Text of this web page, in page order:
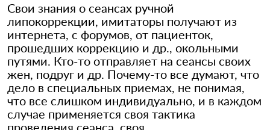
Свои знания о сеансах ручной
липокоррекции, имитаторы получают из
интернета, с форумов, от пациенток,
прошедших коррекцию и др., окольными
путями. Кто-то отправляет на сеансы своих
жен, подруг и др. Почему-то все думают, что
дело в специальных приемах, не понимая,
что все слишком индивидуально, и в каждом
случае применяется своя тактика
проведения сеанса, своя